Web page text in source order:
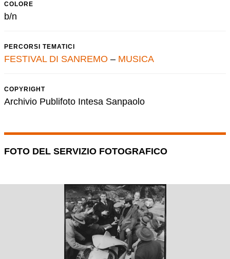
COLORE
b/n
PERCORSI TEMATICI
FESTIVAL DI SANREMO – MUSICA
COPYRIGHT
Archivio Publifoto Intesa Sanpaolo
FOTO DEL SERVIZIO FOTOGRAFICO